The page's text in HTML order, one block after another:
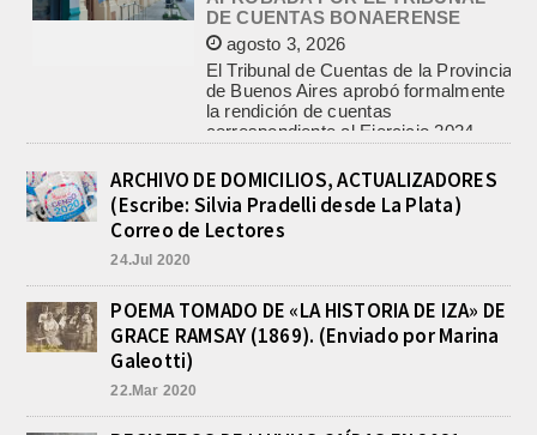
El Tribunal de Cuentas de la Provincia
de Buenos Aires aprobó formalmente
la rendición de cuentas
correspondiente al Ejercicio 2024,...
PRE-FEDERAL MASCULINO DE
BASQUET EN CADETES:
ATHLETIC JUEGA EL
TRIANGULAR FINAL
agosto 6, 2026
Por el torneo Pre-federal de Básquet,
el equipo de Cadetes de Athletic, logró
se...
INFORME DE DEFENSA CIVIL
LOBOS, COLABORACION EN LA
En las primeras horas de la tarde del
ARCHIVO DE DOMICILIOS, ACTUALIZADORES
(Escribe: Silvia Pradelli desde La Plata)
Correo de Lectores
24.Jul 2020
POEMA TOMADO DE «LA HISTORIA DE IZA» DE
GRACE RAMSAY (1869). (Enviado por Marina
Galeotti)
22.Mar 2020